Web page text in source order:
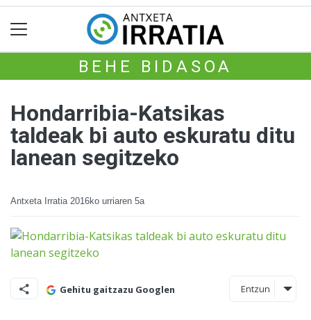
BEHE BIDASOA
Hondarribia-Katsikas
taldeak bi auto eskuratu ditu
lanean segitzeko
Antxeta Irratia 2016ko urriaren 5a
Gehitu gaitzazu Googlen Entzun